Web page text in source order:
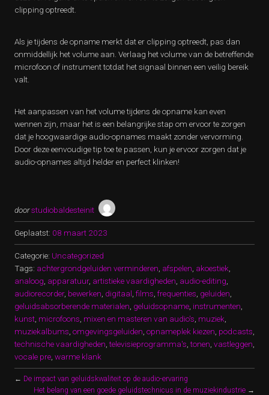
clipping optreedt.
Als je tijdens de opname merkt dat er clipping optreedt, pas dan
onmiddellijk het volume aan. Verlaag het volume van de betreffende
microfoon of instrument totdat het signaal binnen een veilig bereik
valt.
Het aanpassen van het volume tijdens de opname kan even
wennen zijn, maar het is een belangrijke stap om ervoor te zorgen
dat je hoogwaardige audio-opnames maakt zonder vervorming.
Door deze eenvoudige tip toe te passen, kun je ervoor zorgen dat je
audio-opnames altijd helder en perfect klinken!
doorstudiobaldesteinit
Geplaatst: 08 maart 2023
Categorie: Uncategorized
Tags: achtergrondgeluiden verminderen afspelen akoestiek
analoog apparatuur, artistieke vaardigheden audio-editing
audiorecorder, bewerken digitaal films frequenties geluiden
geluidsabsorberende materialen geluidsopname instrumenten
kunst microfoons mixen en masteren van audio's muziek
muziekalbums omgevingsgeluiden opnameplek kiezen podcasts
technische vaardigheden ,televisieprogramma's ,tonen vastleggen
vocale pre warme klank
← De impact van geluidskwaliteit op de audio-ervaring
Het belang van een goede geluidstechnicus in de muziekindustrie →